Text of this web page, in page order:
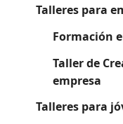
Talleres para
Formación
Taller de
empresa
Talleres para